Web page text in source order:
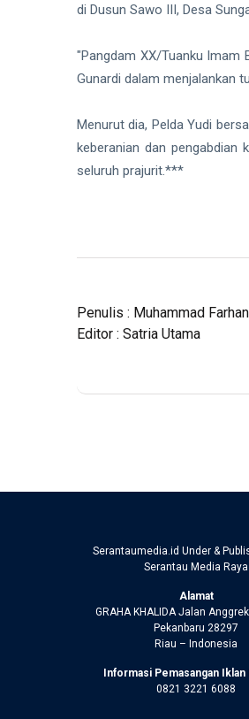
di Dusun Sawo III, Desa
"Pangdam XX/Tuanku Imam
Gunardi dalam menjalankan
Menurut dia, Pelda Yudi
keberanian dan pengabdian
seluruh prajurit.***
Penulis : Muhammad Farhan
Editor : Satria Utama
Serantaumedia.id Under &
Serantau Media Raya
Alamat
GRAHA KHALIDA Jalan
Pekanbaru 28297
Riau – Indonesia
Informasi Pemasangan Iklan
0821 3221 6088